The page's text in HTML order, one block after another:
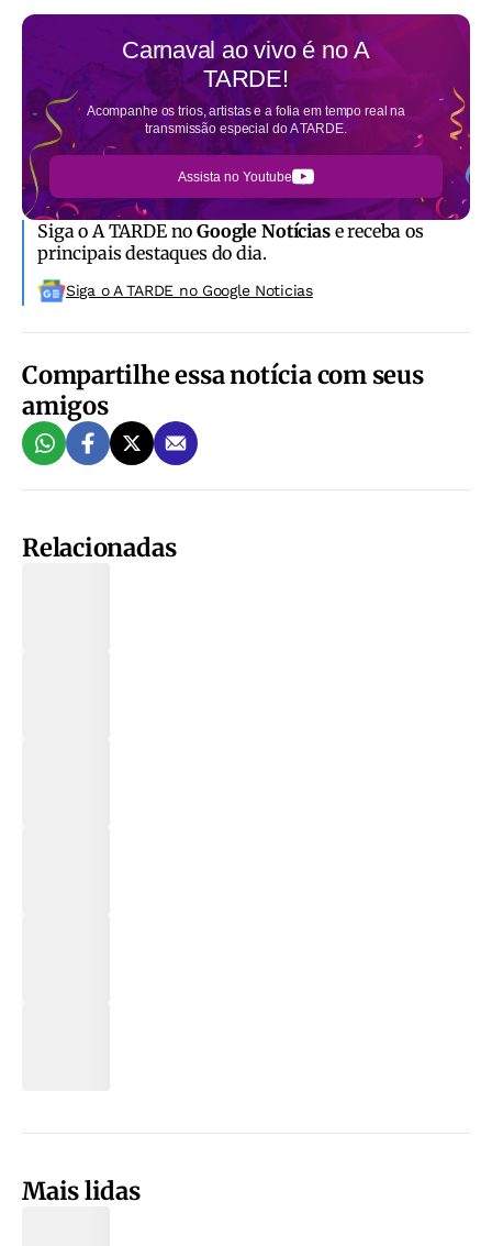
Carnaval ao vivo é noA
TARDE!
Acompanhe os trios, artistas e a folia em tempo real na
transmissão especial do A TARDE.
Assista no Youtube
Siga o A TARDE noGoogle Notíciase receba os
principais destaques do dia.
Siga o A TARDE no Google Noticias
Compartilhe essa notícia com seus
amigos
Relacionadas
Mais lidas